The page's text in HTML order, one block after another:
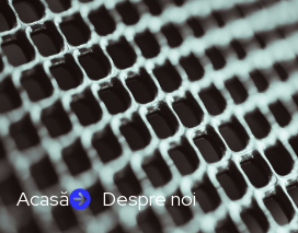
Acasă Despre noi